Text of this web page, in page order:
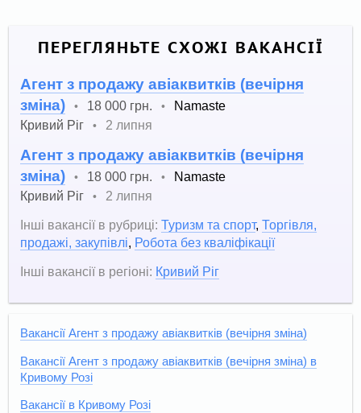
ПЕРЕГЛЯНЬТЕ СХОЖІ ВАКАНСІЇ
Агент з продажу авіаквитків (вечірня
зміна)
• 18 000 грн. •
Namaste
Кривий Ріг
• 2 липня
Агент з продажу авіаквитків (вечірня
зміна)
• 18 000 грн. •
Namaste
Кривий Ріг
•
2 липня
Інші вакансії в рубриці: Туризм та спорт,Торгівля,
продажі, закупівлі, Робота без кваліфікації
Інші вакансії в регіоні: Кривий Ріг
Вакансії Агент з продажу авіаквитків (вечірня зміна)
Вакансії Агент з продажу авіаквитків (вечірня зміна) в
Кривому Розі
Вакансії в Кривому Розі